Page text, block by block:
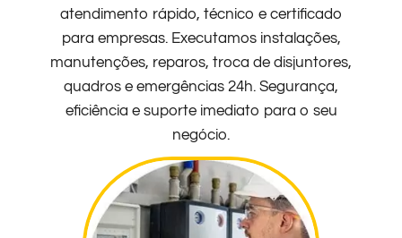
atendimento rápido, técnico e certificado
para empresas. Executamos instalações,
manutenções, reparos, troca de disjuntores,
quadros e emergências 24h. Segurança,
eficiência e suporte imediato para o seu
negócio.